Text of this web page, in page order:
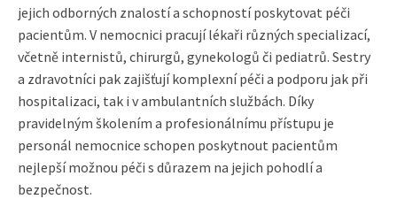
jejich odborných znalostí a schopností poskytovat péči
pacientům. V nemocnici pracují lékaři různých specializací,
včetně internistů, chirurgů, gynekologů či pediatrů. Sestry
a zdravotníci pak zajišťují komplexní péči a podporu jak při
hospitalizaci, tak i v ambulantních službách. Díky
pravidelným školením a profesionálnímu přístupu je
personál nemocnice schopen poskytnout pacientům
nejlepší možnou péči s důrazem na jejich pohodlí a
bezpečnost.